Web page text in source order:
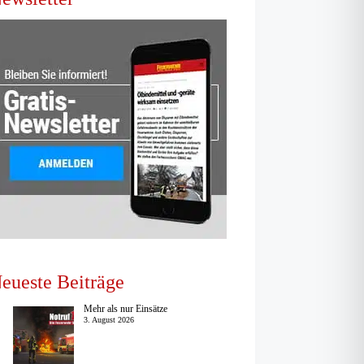
Beiträge
Mehr als nur Einsätze
3. August 2026